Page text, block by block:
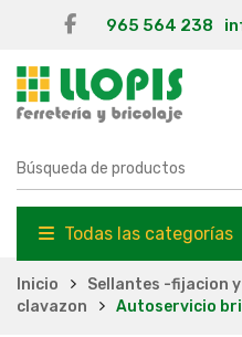
965 564 238
Todas las categorías
Inicio Sellantes -fijacion
clavazon
Autoservicio